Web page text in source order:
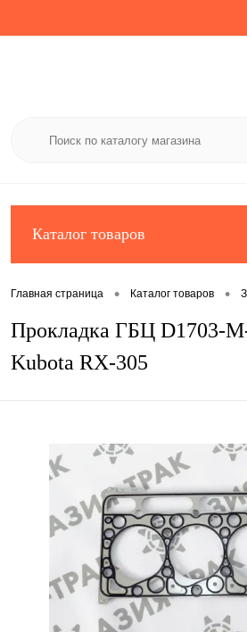
Каталог товаров
Главная страница • Каталог товаров •
Прокладка ГБЦ D1703-
Kubota RX-305